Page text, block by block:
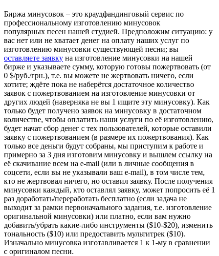
Биржа минусовок – это краудфандинговый сервис по
профессиональному изготовлению минусовок
популярных песен нашей студией. Предположим ситуацию: у
вас нет или не хватает денег на оплату наших услуг по
изготовлению минусовки существующей песни; вы
оставляете заявку на изготовление минусовки на нашей
бирже и указываете сумму, которую готовы пожертвовать (от
0 $/руб./грн.), т.е. вы можете не жертвовать ничего, если
хотите; ждёте пока не наберётся достаточное количество
заявок с пожертвованием на изготовление минусовки от
других людей (наверняка не вы 1 ищите эту минусовку). Как
только будет получено заявок на минусовку в достаточном
количестве, чтобы оплатить наши услуги по её изготовлению,
будет начат сбор денег с тех пользователей, которые оставили
заявку с пожертвованием (в размере их пожертвования). Как
только все деньги будут собраны, мы приступим к работе и
примерно за 3 дня изготовим минусовку и вышлем ссылку на
её скачивание всем на e-mail (или в личные сообщения в
соцсети, если вы не указывали ваш e-mail), в том числе тем,
кто не жертвовал ничего, но оставил заявку. После получения
минусовки каждый, кто оставлял заявку, может попросить её 1
раз доработать/переработать бесплатно (если задача не
выходит за рамки первоначального задания, т.е. изготовление
оригинальной минусовки) или платно, если вам нужно
добавить/убрать какие-либо инструменты ($10-$20), изменить
тональность ($10) или предоставить мультитрек ($10).
Изначально минусовка изготавливается 1 к 1-му в сравнении
с оригиналом песни.